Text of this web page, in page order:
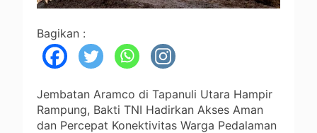
Bagikan :
Jembatan Aramco di Tapanuli Utara Hampir
Rampung, Bakti TNI Hadirkan Akses Aman
dan Percepat Konektivitas Warga Pedalaman